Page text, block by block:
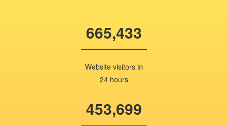
665,433
Website visitors in
24 hours
453,699